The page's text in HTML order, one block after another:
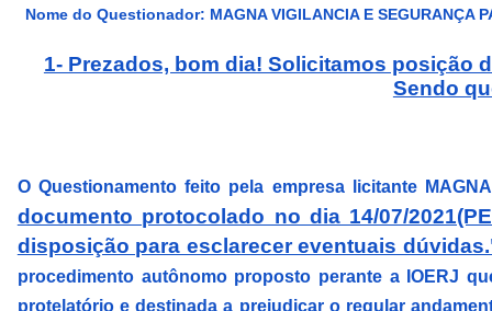
Nome do Questionador: MAGNA VIGILANCIA E SEGURANÇA
1- Prezados, bom dia! Solicitamos posição
Sendo
O Questionamento feito pela empresa licitante
documento protocolado no dia 14/07/
disposição para esclarecer eventuais
procedimento autônomo proposto perante a IOERJ
protelatório e destinada a prejudicar o regular